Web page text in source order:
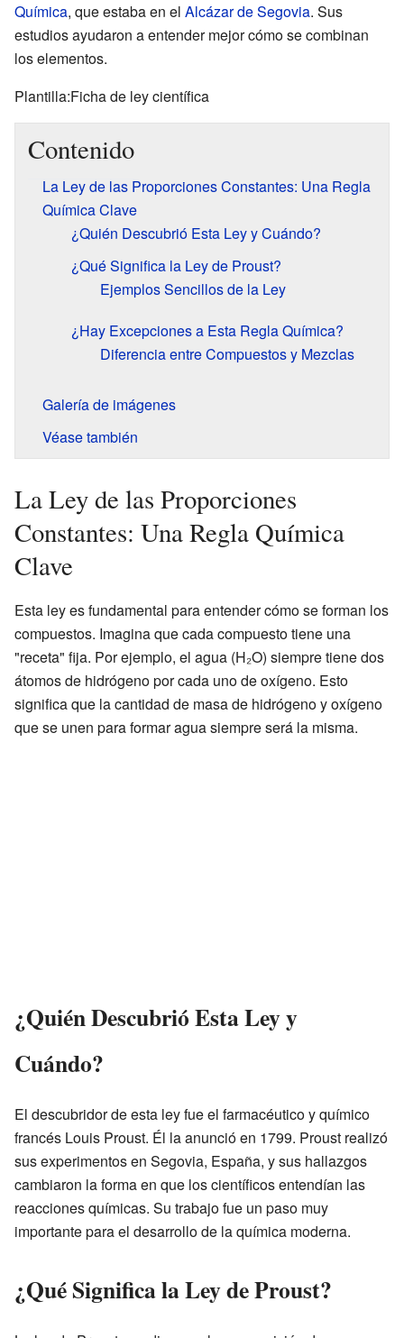
Química, que estaba en el Alcázar de Segovia. Sus
estudios ayudaron a entender mejor cómo se combinan
los elementos.
Plantilla:Ficha de ley científica
Contenido
La Ley de las Proporciones Constantes: Una Regla
Química Clave
¿Quién Descubrió Esta Ley y Cuándo?
¿Qué Significa la Ley de Proust?
Ejemplos Sencillos de la Ley
¿Hay Excepciones a Esta Regla Química?
Diferencia entre Compuestos y Mezclas
Galería de imágenes
Véase también
La Ley de las Proporciones
Constantes: Una Regla Química
Clave
Esta ley es fundamental para entender cómo se forman los
compuestos. Imagina que cada compuesto tiene una
"receta" fija. Por ejemplo, el agua (H₂O) siempre tiene dos
átomos de hidrógeno por cada uno de oxígeno. Esto
significa que la cantidad de masa de hidrógeno y oxígeno
que se unen para formar agua siempre será la misma.
¿Quién Descubrió Esta Ley y
Cuándo?
El descubridor de esta ley fue el farmacéutico y químico
francés Louis Proust. Él la anunció en 1799. Proust realizó
sus experimentos en Segovia, España, y sus hallazgos
cambiaron la forma en que los científicos entendían las
reacciones químicas. Su trabajo fue un paso muy
importante para el desarrollo de la química moderna.
¿Qué Significa la Ley de Proust?